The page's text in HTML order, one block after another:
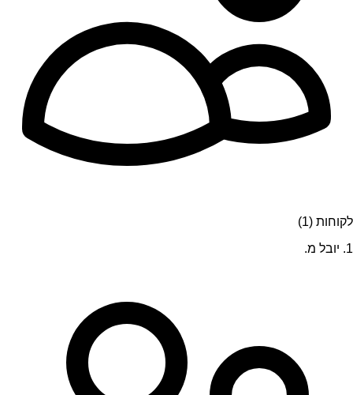
לקוחות (1)
1. יובל מ.